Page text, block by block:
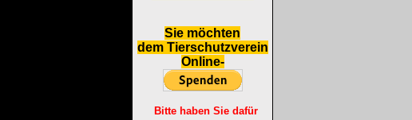
Sie möchten
dem Tierschutzverein
Online-
Bitte haben Sie dafür